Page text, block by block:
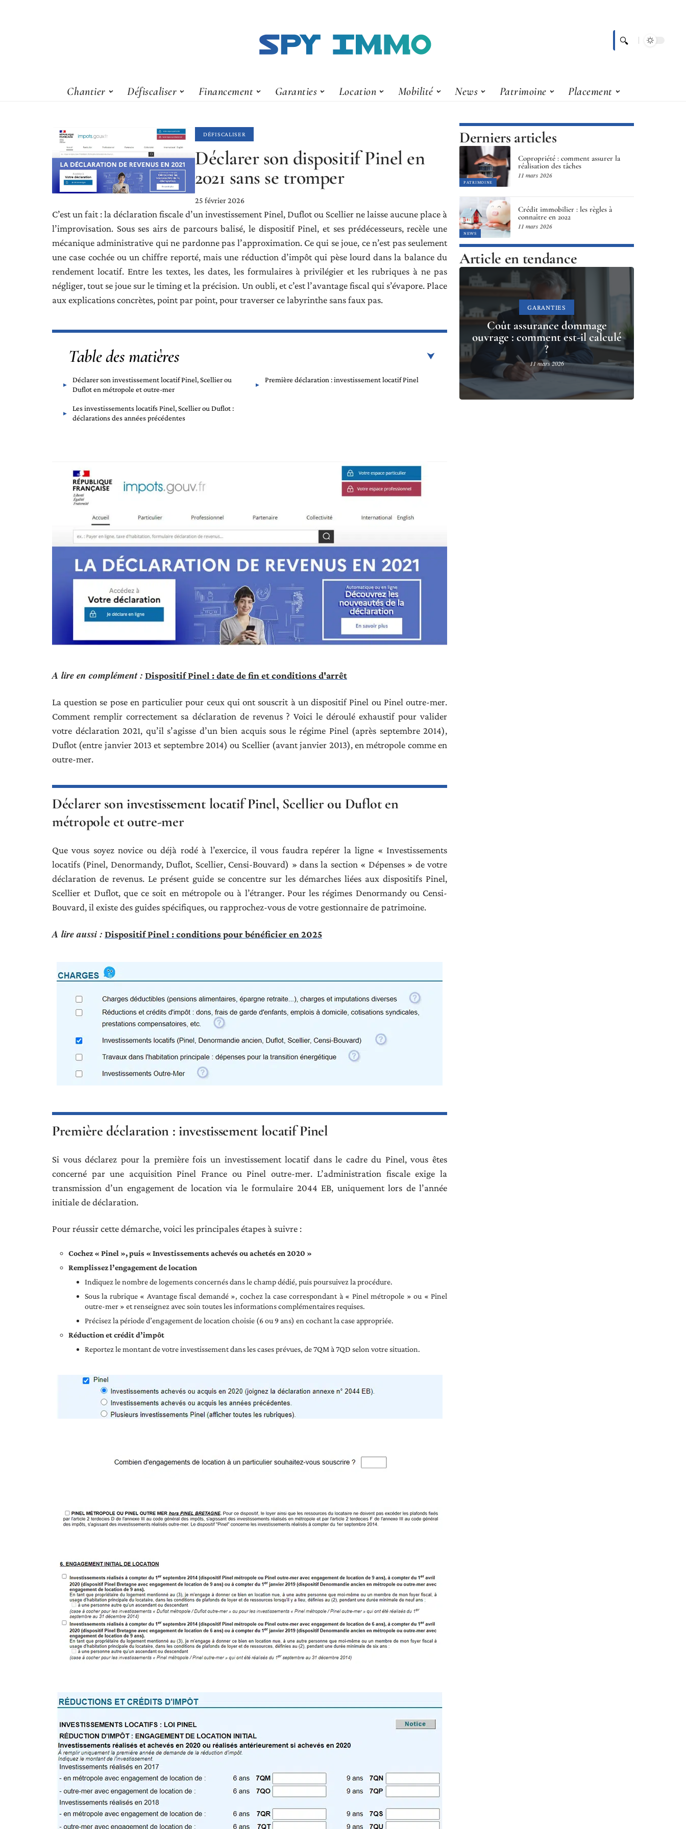
Chantier Défiscaliser Financement Garanties Location Mobilité News Patrimoine Placement
DÉFISCALISER
Déclarer son dispositif Pinel en
2021 sans se tromper
25 février 2026
C’est un fait : la déclaration fiscale d’un investissement Pinel, Duflot ou Scellier ne laisse aucune place à
l’improvisation. Sous ses airs de parcours balisé, le dispositif Pinel, et ses prédécesseurs, recèle une
mécanique administrative qui ne pardonne pas l’approximation. Ce qui se joue, ce n’est pas seulement
une case cochée ou un chiffre reporté, mais une réduction d’impôt qui pèse lourd dans la balance du
rendement locatif. Entre les textes, les dates, les formulaires à privilégier et les rubriques à ne pas
négliger, tout se joue sur le timing et la précision. Un oubli, et c’est l’avantage fiscal qui s’évapore. Place
aux explications concrètes, point par point, pour traverser ce labyrinthe sans faux pas.
Table des matières
Déclarer son investissement locatif Pinel, Scellier ou
Duflot en métropole et outre-mer
Première déclaration : investissement locatif Pinel
Les investissements locatifs Pinel, Scellier ou Duflot :
déclarations des années précédentes
A lire en complément : Dispositif Pinel : date de fin et conditions d'arrêt
La question se pose en particulier pour ceux qui ont souscrit à un dispositif Pinel ou Pinel outre-mer.
Comment remplir correctement sa déclaration de revenus ? Voici le déroulé exhaustif pour valider
votre déclaration 2021, qu’il s’agisse d’un bien acquis sous le régime Pinel (après septembre 2014),
Duflot (entre janvier 2013 et septembre 2014) ou Scellier (avant janvier 2013), en métropole comme en
outre-mer.
Déclarer son investissement locatif Pinel, Scellier ou Duflot en
métropole et outre-mer
Que vous soyez novice ou déjà rodé à l’exercice, il vous faudra repérer la ligne « Investissements
locatifs (Pinel, Denormandy, Duflot, Scellier, Censi-Bouvard) » dans la section « Dépenses » de votre
déclaration de revenus. Le présent guide se concentre sur les démarches liées aux dispositifs Pinel,
Scellier et Duflot, que ce soit en métropole ou à l’étranger. Pour les régimes Denormandy ou Censi-
Bouvard, il existe des guides spécifiques, ou rapprochez-vous de votre gestionnaire de patrimoine.
A lire aussi : Dispositif Pinel : conditions pour bénéficier en 2025
Première déclaration : investissement locatif Pinel
Si vous déclarez pour la première fois un investissement locatif dans le cadre du Pinel, vous êtes
concerné par une acquisition Pinel France ou Pinel outre-mer. L’administration fiscale exige la
transmission d’un engagement de location via le formulaire 2044 EB, uniquement lors de l’année
initiale de déclaration.
Pour réussir cette démarche, voici les principales étapes à suivre :
Cochez « Pinel », puis « Investissements achevés ou achetés en 2020 »
Remplissez l’engagement de location
Indiquez le nombre de logements concernés dans le champ dédié, puis poursuivez la procédure.
Sous la rubrique « Avantage fiscal demandé », cochez la case correspondant à « Pinel métropole » ou « Pinel
outre-mer » et renseignez avec soin toutes les informations complémentaires requises.
Précisez la période d’engagement de location choisie (6 ou 9 ans) en cochant la case appropriée.
Réduction et crédit d’impôt
Reportez le montant de votre investissement dans les cases prévues, de 7QM à 7QD selon votre situation.
Derniers articles
PATRIMOINE
Copropriété : comment assurer la
réalisation des tâches
11 mars 2026
NEWS
Crédit immobilier : les règles à
connaître en 2022
11 mars 2026
Article en tendance
GARANTIES
Coût assurance dommage
ouvrage : comment est-il calculé
?
11 mars 2026